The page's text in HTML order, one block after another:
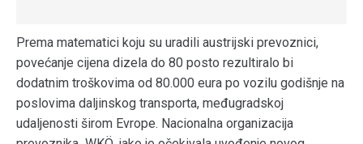
Prema matematici koju su uradili austrijski prevoznici,
povećanje cijena dizela do 80 posto rezultiralo bi
dodatnim troškovima od 80.000 eura po vozilu godišnje na
poslovima daljinskog transporta, međugradskoj
udaljenosti širom Evrope. Nacionalna organizacija